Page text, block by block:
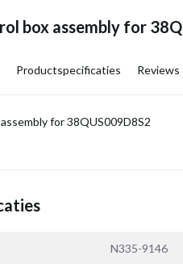
box assembly for
Productspecificaties Reviews
for 38QUS009D8S2
N335-9146